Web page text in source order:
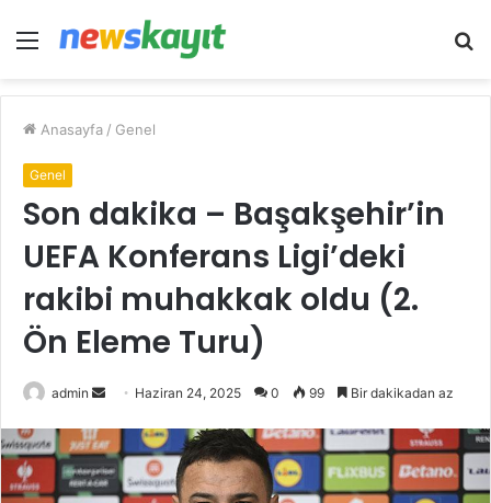
Menü
Anasayfa / Genel
Genel
Son dakika – Başakşehir’in
UEFA Konferans Ligi’deki
rakibi muhakkak oldu (2.
Ön Eleme Turu)
admin
Bir
posta
göndermek
Haziran 24, 2025 0 99 Bir dakikadan az